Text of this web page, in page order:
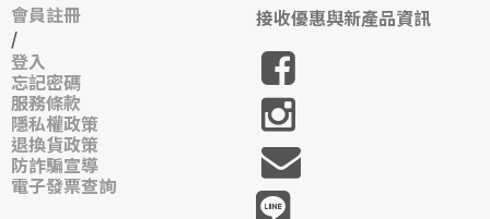
會員註冊
/
登入
忘記密碼
服務條款
隱私權政策
退換貨政策
防詐騙宣導
電子發票查詢
接收優惠與新產品資訊